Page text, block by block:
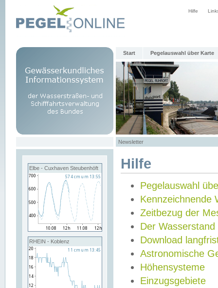
Hilfe
Start Pegelauswahl über Karte
Newsletter
Elbe - Cuxhaven Steubenhöft
RHEIN - Koblenz
Hilfe
Pegelauswahl
Kennzeichnende
Zeitbezug der
Der Wasserstand
Download
Astronomische
Höhensysteme
Einzugsgebiete